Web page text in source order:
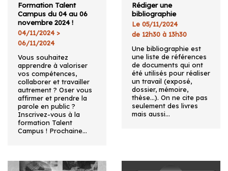
Formation Talent
Campus du 04 au 06
novembre 2024 !
04/11/2024 >
06/11/2024
Vous souhaitez
apprendre à valoriser
vos compétences,
collaborer et travailler
autrement ? Oser vous
affirmer et prendre la
parole en public ?
Inscrivez-vous à la
formation Talent
Campus ! Prochaine…
Rédiger une
bibliographie
Le 05/11/2024
de 12h30 à 13h30
Une bibliographie est
une liste de références
de documents qui ont
été utilisés pour réaliser
un travail (exposé,
dossier, mémoire,
thèse…). On ne cite pas
seulement des livres
mais aussi…